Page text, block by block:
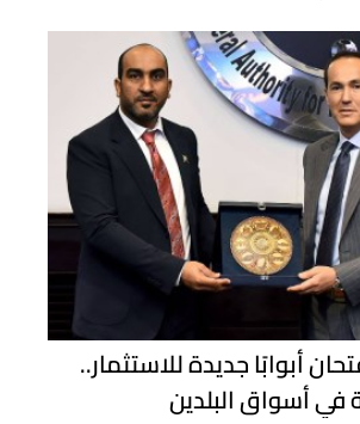
أبوابًا جديدة للاستثمار..
في أسواق البلدين